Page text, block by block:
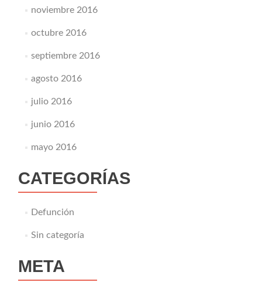
noviembre 2016
octubre 2016
septiembre 2016
agosto 2016
julio 2016
junio 2016
mayo 2016
CATEGORÍAS
Defunción
Sin categoría
META